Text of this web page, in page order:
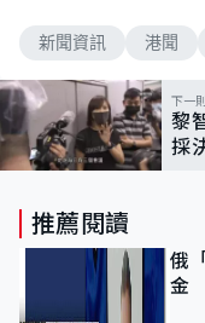
新聞資訊 港聞
下一
黎
採
推薦閱讀
俄
金